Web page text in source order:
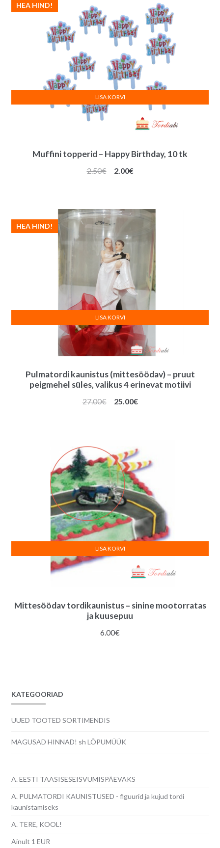
Muffini topperid – Happy Birthday, 10 tk
HEA HIND!
2.50€
Algne
2.00€Praegune
LISA KORVI
Pulmatordi kaunistus (mittesöödav) – pruut
peigmehel süles, valikus 4 erinevat motiivi
HEA HIND!
27.00€
Algne
25.00€Praegune
LISA KORVI
Mittesöödav tordikaunistus – sinine mootorratas
ja kuusepuu
6.00€
LISA KORVI
KATEGOORIAD
UUED TOOTED SORTIMENDIS
MAGUSAD HINNAD! sh LÕPUMÜÜK
A. EESTI TAASISESEISVUMISPÄEVAKS
A. PULMATORDI KAUNISTUSED - figuurid ja kujud tordi
kaunistamiseks
A. TERE, KOOL!
Ainult 1 EUR